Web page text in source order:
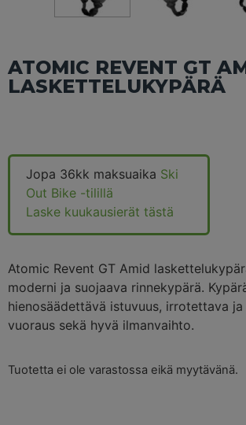
ATOMIC REVENT GT
LASKETTELUKYPÄRÄ
Jopa 36kk maksuaika Ski
Out Bike -tilillä
Laske kuukausierät tästä
Atomic Revent GT Amid
moderni ja suojaava rinnekypärä.
hienosäädettävä istuvuus, irrotettava ja
vuoraus sekä hyvä ilmanvaihto.
Tuotetta ei ole varastossa eikä myytävänä.